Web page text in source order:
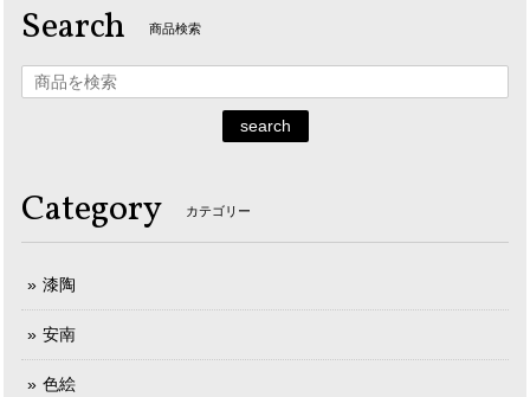
Search 商品検索
search
Category カテゴリー
漆陶
安南
色絵